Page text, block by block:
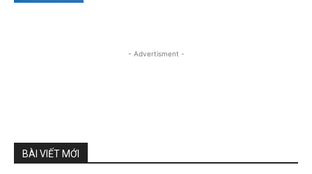
- Advertisment -
BÀI VIẾT MỚI